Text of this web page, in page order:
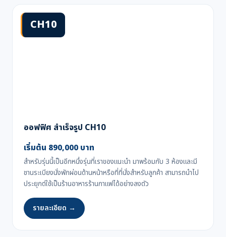
CH10
ออฟฟิศ สำเร็จรูป CH10
เริ่มต้น 890,000 บาท
สำหรับรุ่นนี้เป็นอีกหนึ่งรุ่นที่เราของแนะนำ มาพร้อมกับ 3 ห้องและมี
ชานระเบียงนั่งพักผ่อนด้านหน้าหรือที่ที่นั่งสำหรับลูกค้า สามารถนำไป
ประยุกต์ใช้เป็นร้านอาหารร้านกาแฟได้อย่างลงตัว
รายละเอียด →